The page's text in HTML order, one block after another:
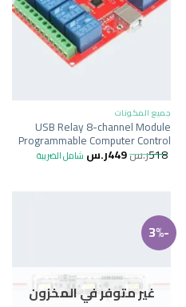
جميع المكونات
USB Relay 8-channel Module
Programmable Computer Control
518ر.س449ر.س شامل الضريبة
-3%
غير متوفر في المخزون